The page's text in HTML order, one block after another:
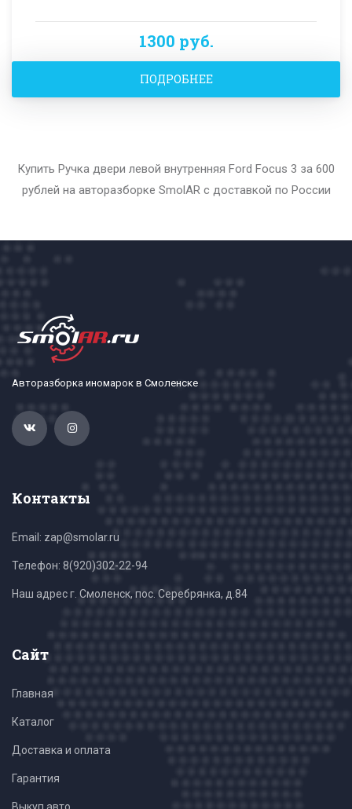
1300 руб.
ПОДРОБНЕЕ
Купить Ручка двери левой внутренняя Ford Focus 3 за 600
рублей на авторазборке SmolAR с доставкой по России
Авторазборка иномарок в Смоленске
Контакты
Email: zap@smolar.ru
Телефон: 8(920)302-22-94
Наш адрес г. Смоленск, пос. Серебрянка, д.84
Сайт
Главная
Каталог
Доставка и оплата
Гарантия